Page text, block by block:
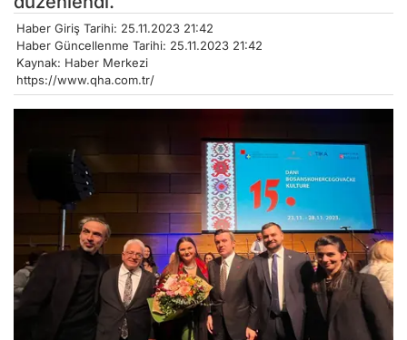
Haber Giriş Tarihi: 25.11.2023 21:42
Haber Güncellenme Tarihi: 25.11.2023 21:42
Kaynak: Haber Merkezi
https://www.qha.com.tr/